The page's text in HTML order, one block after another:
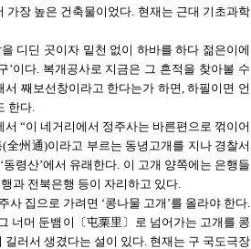
장 높은 건축물이었다. 현재는 근대 기초과학
디딘 곳이자 밑천 없이 하바를 하다 젊은이에
이다. 복개공사로 지금은 그 흔적을 찾아볼 수
째보선창이라고 한다는가 하면, 하필이면 언
한다.
“이 네거리에서 정주사는 바른편으로 꺾이어
(全州通)이라고 부르는 동녕고개를 지나 경찰서
령산’에서 유래한다. 이 고개 양쪽에는 은행들
과 전북은행 등이 자리하고 있다.
집으로 가려면 ‘콩나물 고개’를 올라야 한다.
너머 둔뱀 이 〔屯栗里 〕
로 넘어가는 고개를 콩
러서 생겼다는 설이 있다. 현재는 구 국도극장